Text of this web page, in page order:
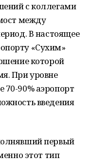
с коллегами
между
В настоящее
«Сухим»
которой
При уровне
70-90% аэропорт
введения
первый
этот тип